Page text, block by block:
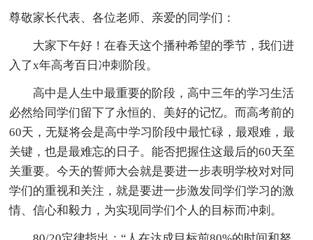
尊敬家长代表、各位老师、亲爱的同学们：
大家下午好！在春天这个播种希望的季节，我们进
入了x年高考百日冲刺阶段。
高中是人生中最重要的阶段，高中三年的学习生活
必然给同学们留下了永恒的、美好的记忆。而高考前的
60天，无疑将会是高中学习阶段中最忙碌，最艰难，最
关键，也是最难忘的日子。能否把握住这最后的60天至
关重要。今天的誓师大会就是要进一步表明学校对对同
学们的重视和关注，就是要进一步激发同学们学习的激
情、信心和毅力，为实现同学们个人的目标而冲刺。